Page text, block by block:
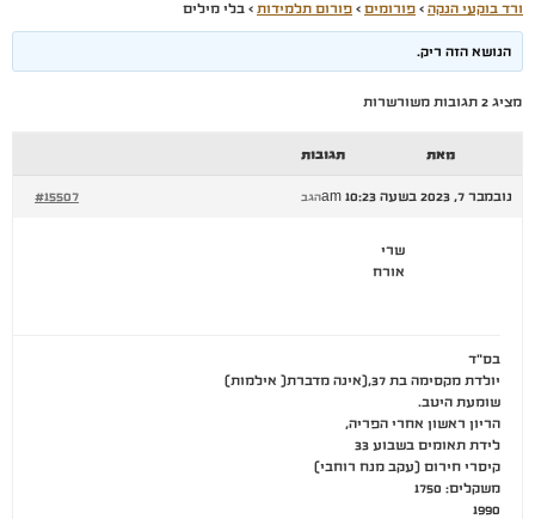
ורד בוקעי הנקה › פורומים › פורום תלמידות › בלי מילים
הנושא הזה ריק.
מציג 2 תגובות משורשרות
מאת תגובות
נובמבר 7, 2023 בשעה 10:23 am #15507 הגב
שרי
אורח
בס"ד
יולדת מקסימה בת 37,(אינה מדברת( אילמות)
שומעת היטב.
הריון ראשון אחרי הפריה,
לידת תאומים בשבוע 33
קיסרי חירום (עקב מנח רוחבי)
משקלים: 1750
1990